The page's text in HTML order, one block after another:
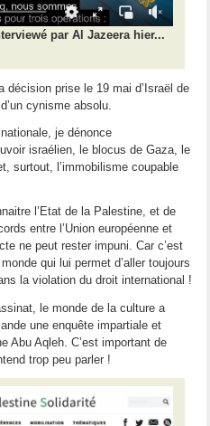
par Al Jazeera hier...
prise le 19 mai d’Israël de
cynisme absolu.
je dénonce
israélien, le blocus de Gaza, le
surtout, l’immobilisme coupable
l’Etat de la Palestine, et de
entre l’Union européenne et
ne peut rester impuni. Car c’est
qui lui permet d’aller toujours
la violation du droit international !
le monde de la culture a
une enquête impartiale et
Abu Aqleh. C’est important de
trop peu parler !